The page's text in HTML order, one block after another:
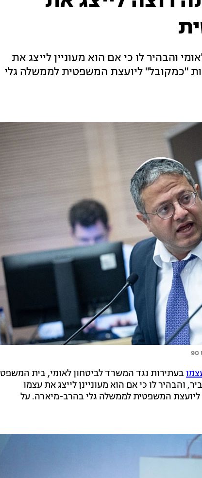
והבהיר לו כי אם הוא מעוניין לייצג את
"כמקובל" ליועצת המשפטית לממשלה גלי
בעתירות נגד המשרד לביטחון לאומי, בית המשפט
והבהיר לו כי אם הוא מעוניינן לייצג את עצמו
ליועצת המשפטית לממשלה גלי בהרב-מיארה. על